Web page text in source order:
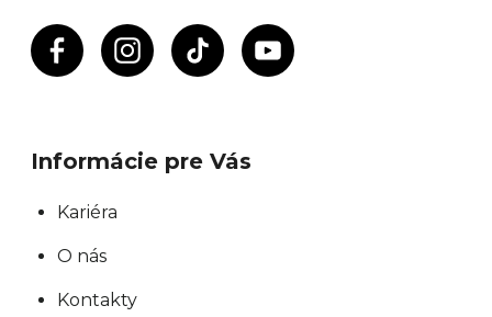
Informácie pre Vás
Kariéra
O nás
Kontakty